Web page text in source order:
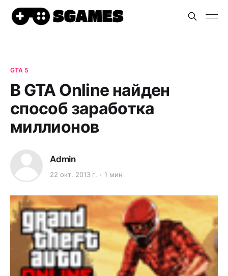
GTA 5
В GTA Online найден
способ заработка
миллионов
Admin
22 окт. 2013 г. 1 мин